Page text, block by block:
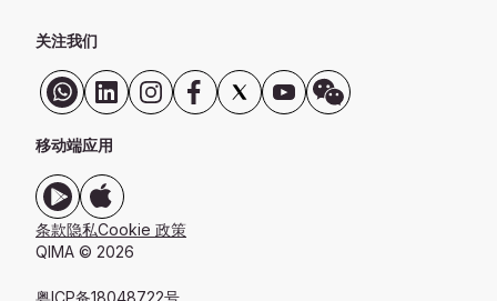
关注我们
移动端应用
条款隐私Cookie 政策
QIMA © 2026
粤ICP备18048722号